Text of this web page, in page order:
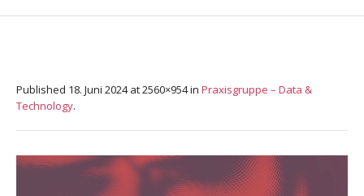
Published 18. Juni 2024at 2560×954 in Praxisgruppe – Data &
Technology.